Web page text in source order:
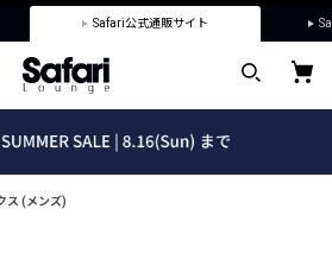
Safari公式通販サイト
ス (メンズ)